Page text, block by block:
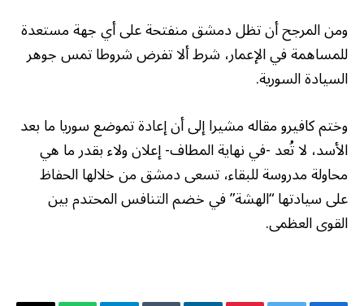
ومن المرجح أن تظل دمشق منفتحة على أي جهة مستعدة
للمساهمة في الإعمار، شرط ألا تفرض شروطا تمس جوهر
السيادة السورية.
وختم كافيرو مقاله مشيرا إلى أن إعادة تموضع سوريا ما بعد
الأسد، لا تُعد -في نهاية المطاف- إعلان ولاء بقدر ما هي
محاولة مدروسة للبقاء، تسعى دمشق من خلالها الحفاظ
على سيادتها “الهشة” في خضم التنافس المحتدم بين
القوى العظمى.